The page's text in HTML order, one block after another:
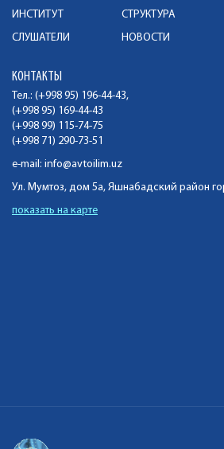
ИНСТИТУТ СТРУКТУРА
СЛУШАТЕЛИ
НОВОСТИ
КОНТАКТЫ
Тел.: (+998 95) 196-44-43,
(+998 95) 169-44-43
(+998 99) 115-74-75
(+998 71) 290-73-51
e-mail: info@avtoilim.uz
Ул. Мумтоз, дом 5а, Яшнабадский район
показать на карте